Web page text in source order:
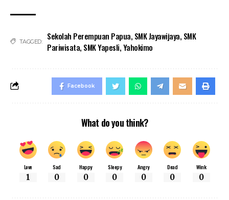
TAGGED: Sekolah Perempuan Papua, SMK Jayawijaya, SMK
Pariwisata, SMK Yapesli,Yahokimo
Facebook
What do you think?
Love
1
Sad
0
Happy
0
Sleepy
0
Angry
0
Dead
0
Wink
0